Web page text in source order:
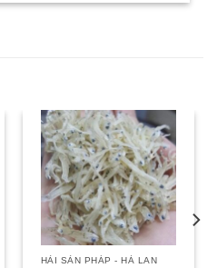
HẢI SẢN PHÁP - HÀ LAN